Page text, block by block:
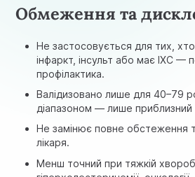
Обмеження та
Не застосовується для тих,
інфаркт, інсульт або має ІХС —
профілактика.
Валідизовано лише для 40–79
діапазоном — лише приблизний
Не замінює повне обстеження
лікаря.
Менш точний при тяжкій